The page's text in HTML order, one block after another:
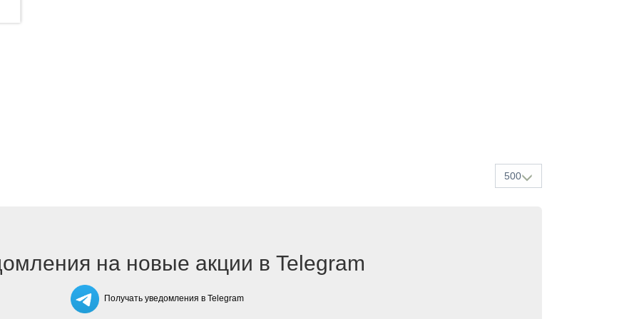
500
на новые акции в Telegram
Получать уведомления в Telegram